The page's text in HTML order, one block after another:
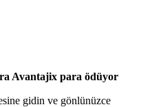
Avantajix para ödüyor
gidin ve gönlünüzce